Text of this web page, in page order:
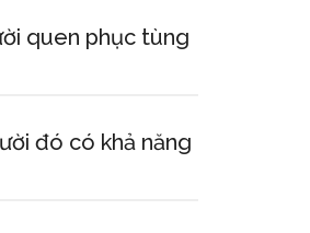
quen phục tùng
đó có khả năng